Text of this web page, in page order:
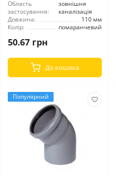
Область
застосування:
зовнішня
каналізація
Довжина:
110 мм
Колір:
помаранчевий
50.67 грн
До кошика
Популярний